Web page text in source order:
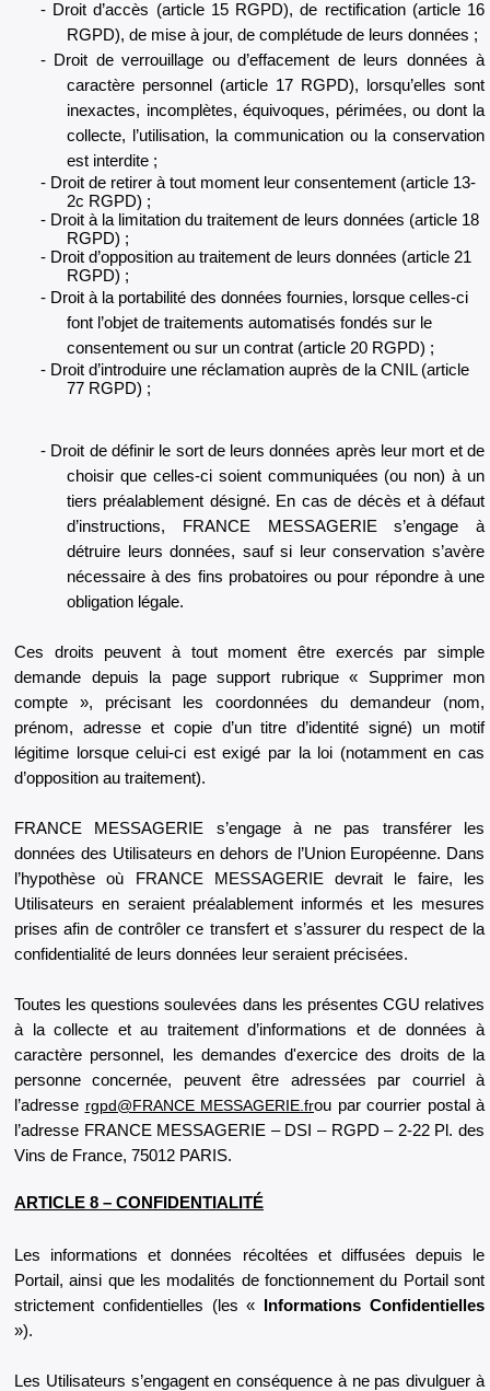
Droit d’accès (article 15 RGPD), de rectification (article 16
RGPD), de mise à jour, de complétude de leurs données ;
Droit de verrouillage ou d’effacement de leurs données à
caractère personnel (article 17 RGPD), lorsqu’elles sont
inexactes, incomplètes, équivoques, périmées, ou dont la
collecte, l’utilisation, la communication ou la conservation
est interdite ;
Droit de retirer à tout moment leur consentement (article 13-
2c RGPD) ;
Droit à la limitation du traitement de leurs données (article 18
RGPD) ;
Droit d’opposition au traitement de leurs données (article 21
RGPD) ;
Droit à la portabilité des données fournies, lorsque celles-ci
font l’objet de traitements automatisés fondés sur le
consentement ou sur un contrat (article 20 RGPD) ;
Droit d’introduire une réclamation auprès de la CNIL (article
77 RGPD) ;
Droit de définir le sort de leurs données après leur mort et de
choisir que celles-ci soient communiquées (ou non) à un
tiers préalablement désigné. En cas de décès et à défaut
d’instructions, FRANCE MESSAGERIE s’engage à
détruire leurs données, sauf si leur conservation s’avère
nécessaire à des fins probatoires ou pour répondre à une
obligation légale.
Ces droits peuvent à tout moment être exercés par simple
demande depuis la page support rubrique « Supprimer mon
compte », précisant les coordonnées du demandeur (nom,
prénom, adresse et copie d’un titre d’identité signé) un motif
légitime lorsque celui-ci est exigé par la loi (notamment en cas
d’opposition au traitement).
FRANCE MESSAGERIE s’engage à ne pas transférer les
données des Utilisateurs en dehors de l’Union Européenne. Dans
l’hypothèse où FRANCE MESSAGERIE devrait le faire, les
Utilisateurs en seraient préalablement informés et les mesures
prises afin de contrôler ce transfert et s’assurer du respect de la
confidentialité de leurs données leur seraient précisées.
Toutes les questions soulevées dans les présentes CGU relatives
à la collecte et au traitement d’informations et de données à
caractère personnel, les demandes d'exercice des droits de la
personne concernée, peuvent être adressées par courriel à
l’adresse rgpd@FRANCE MESSAGERIE.frou par courrier postal à
l’adresse FRANCE MESSAGERIE – DSI – RGPD – 2-22 Pl. des
Vins de France, 75012 PARIS.
ARTICLE 8 – CONFIDENTIALITÉ
Les informations et données récoltées et diffusées depuis le
Portail, ainsi que les modalités de fonctionnement du Portail sont
strictement confidentielles (les «
Informations Confidentielles
»).
Les Utilisateurs s’engagent en conséquence à ne pas divulguer à